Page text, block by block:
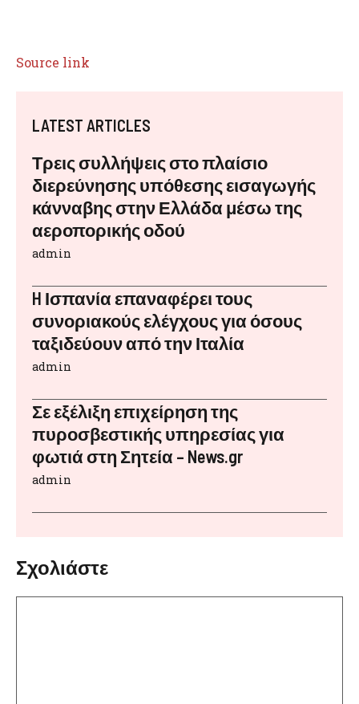
Source link
LATEST ARTICLES
Τρεις συλλήψεις στο πλαίσιο
διερεύνησης υπόθεσης εισαγωγής
κάνναβης στην Ελλάδα μέσω της
αεροπορικής οδού
admin
H Ισπανία επαναφέρει τους
συνοριακούς ελέγχους για όσους
ταξιδεύουν από την Ιταλία
admin
Σε εξέλιξη επιχείρηση της
πυροσβεστικής υπηρεσίας για
φωτιά στη Σητεία – News.gr
admin
Σχολιάστε